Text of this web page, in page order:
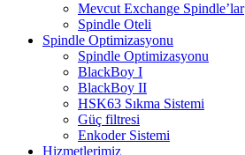
Mevcut Exchange Spindle’lar
Spindle Oteli
Spindle Optimizasyonu
Spindle Optimizasyonu
BlackBoy I
BlackBoy II
HSK63 Sıkma Sistemi
Güç filtresi
Enkoder Sistemi
Hizmetlerimiz